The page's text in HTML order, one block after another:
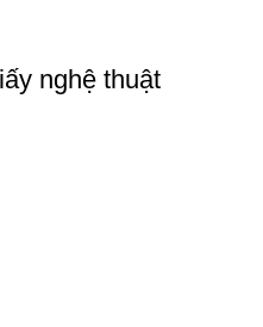
nghệ thuật